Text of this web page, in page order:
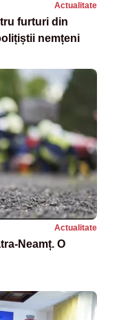
Actualitate
furturi din
nemțeni
Actualitate
Neamț. O